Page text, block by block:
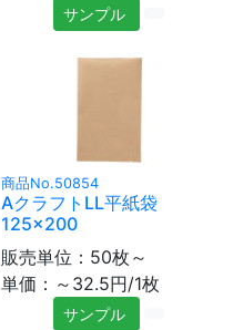
サンプル
商品No.50854
AクラフトLL平紙袋
125×200
販売単位：50枚～
単価：～32.5円/1枚
サンプル